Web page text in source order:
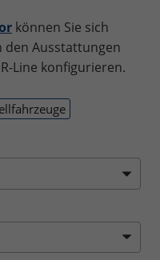
können Sie sich
den Ausstattungen
Line konfigurieren.